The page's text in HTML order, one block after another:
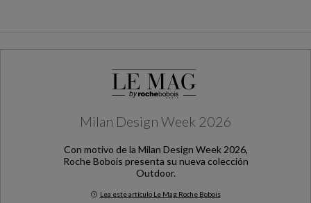
Milan Design Week 2026
Con motivo de la Milan Design Week 2026,
Roche Bobois presenta su nueva colección
Outdoor.
Lea este artículo Le Mag Roche Bobois
Milan Design Week 2026